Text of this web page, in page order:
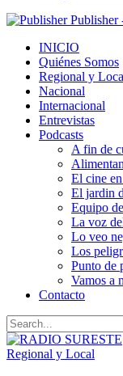
Publisher
INICIO
Quiénes Somos
Regional y
Nacional
Internacional
Entrevistas
Podcasts
A fin de
El cine
El jardin
Equipo
La voz
Lo veo
Los
Punto de
Vamos a
Contacto
Regional y Local